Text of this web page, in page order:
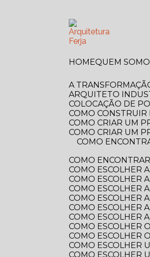
HOME QUEM
A
ARQUITETO
COLOCAÇÃO DE
COMO
COMO CRIAR UM
COMO CRIAR UM
COMO ENCONTRAR O ENCANADOR MAIS PRÓXIMO DE VOCÊ? GUIA COMPLETO PARA RESOLVER SEUS PROBLEMAS
COMO
COMO
COMO ESCOLHER
COMO ESCOLHER
COMO ESCOLHER
COMO ESCOLHER
COMO ESCOLHER
COMO ESCOLHER
COMO
COMO ESCOLHER
COMO